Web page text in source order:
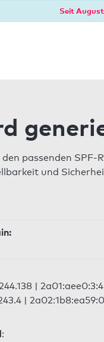
Seit
passenden
und
|
|
: